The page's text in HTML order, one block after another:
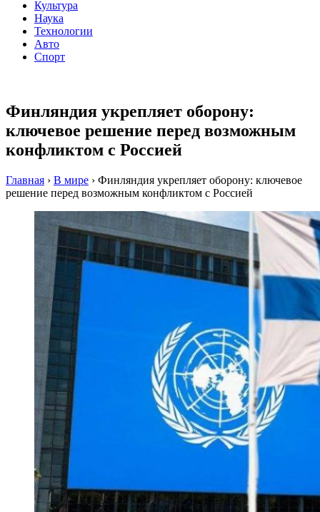
Культура
Наука
Технологии
Авто
Спорт
Финляндия укрепляет оборону:
ключевое решение перед возможным
конфликтом с Россией
Главная › В мире › Финляндия укрепляет оборону: ключевое
решение перед возможным конфликтом с Россией